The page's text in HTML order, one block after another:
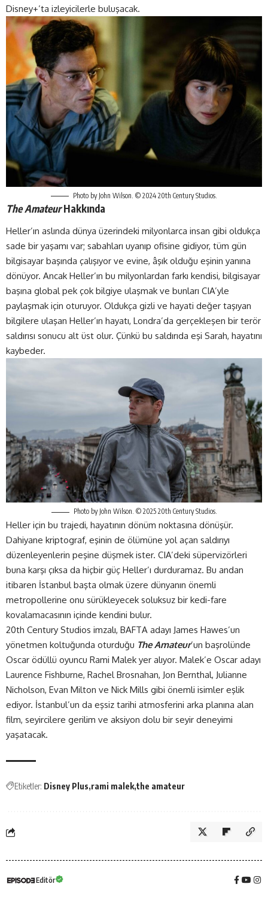
Disney+’ta izleyicilerle buluşacak.
Photo by John Wilson. © 2024 20th Century Studios.
The AmateurHakkında
Heller’ın aslında dünya üzerindeki milyonlarca insan gibi oldukça
sade bir yaşamı var; sabahları uyanıp ofisine gidiyor, tüm gün
bilgisayar başında çalışıyor ve evine, âşık olduğu eşinin yanına
dönüyor. Ancak Heller’ın bu milyonlardan farkı kendisi, bilgisayar
başına global pek çok bilgiye ulaşmak ve bunları CIA’yle
paylaşmak için oturuyor. Oldukça gizli ve hayati değer taşıyan
bilgilere ulaşan Heller’ın hayatı, Londra’da gerçekleşen bir terör
saldırısı sonucu alt üst olur. Çünkü bu saldırıda eşi Sarah, hayatını
kaybeder.
Photo by John Wilson. © 2025 20th Century Studios.
Heller için bu trajedi, hayatının dönüm noktasına dönüşür.
Dahiyane kriptograf, eşinin de ölümüne yol açan saldırıyı
düzenleyenlerin peşine düşmek ister. CIA’deki süpervizörleri
buna karşı çıksa da hiçbir güç Heller’ı durduramaz. Bu andan
itibaren İstanbul başta olmak üzere dünyanın önemli
metropollerine onu sürükleyecek soluksuz bir kedi-fare
kovalamacasının içinde kendini bulur.
20th Century Studios imzalı, BAFTA adayı James Hawes’un
yönetmen koltuğunda oturduğu The Amateur’un başrolünde
Oscar ödüllü oyuncu Rami Malek yer alıyor. Malek’e Oscar adayı
Laurence Fishburne, Rachel Brosnahan, Jon Bernthal, Julianne
Nicholson, Evan Milton ve Nick Mills gibi önemli isimler eşlik
ediyor. İstanbul’un da eşsiz tarihi atmosferini arka planına alan
film, seyircilere gerilim ve aksiyon dolu bir seyir deneyimi
yaşatacak.
Etiketler: Disney Plus rami malek the amateur
Editör